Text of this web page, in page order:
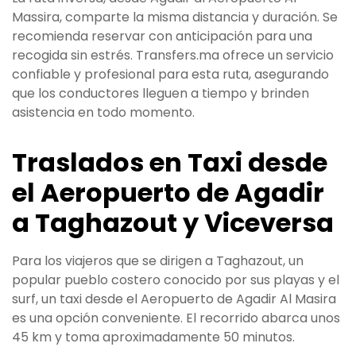
Massira, comparte la misma distancia y duración. Se
recomienda reservar con anticipación para una
recogida sin estrés. Transfers.ma ofrece un servicio
confiable y profesional para esta ruta, asegurando
que los conductores lleguen a tiempo y brinden
asistencia en todo momento.
Traslados en Taxi desde
el Aeropuerto de Agadir
a Taghazout y Viceversa
Para los viajeros que se dirigen a Taghazout, un
popular pueblo costero conocido por sus playas y el
surf, un taxi desde el Aeropuerto de Agadir Al Masira
es una opción conveniente. El recorrido abarca unos
45 km y toma aproximadamente 50 minutos.